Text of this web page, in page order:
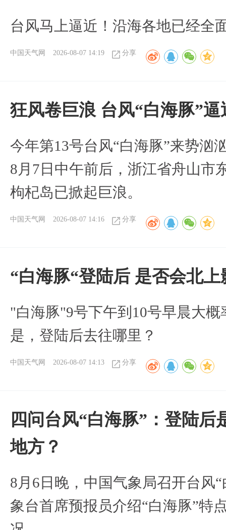
台风马上逼近！沿海各地已经全
中国天气网 2026-08-07 14:19 分享
狂风卷巨浪 台风“白海豚”
今年第13号台风“白海豚”来势汹
8月7日中午前后，浙江省舟山市
枸杞岛已掀起巨浪。
中国天气网 2026-08-07 14:16 分享
“白海豚“登陆后 是否会北
"白海豚"9号下午到10号早晨大
是，登陆后去往哪里？
中国天气网 2026-08-07 14:13 分享
四问台风“白海豚”：登陆
地方？
8月6日晚，中国气象局召开台风
象台首席预报员介绍“白海豚”特